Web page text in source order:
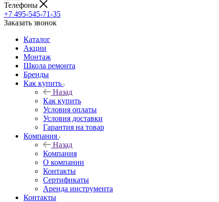
Телефоны
+7 495-545-71-35
Заказать звонок
Каталог
Акции
Монтаж
Школа ремонта
Бренды
Как купить
Назад
Как купить
Условия оплаты
Условия доставки
Гарантия на товар
Компания
Назад
Компания
О компании
Контакты
Сертификаты
Аренда инструмента
Контакты